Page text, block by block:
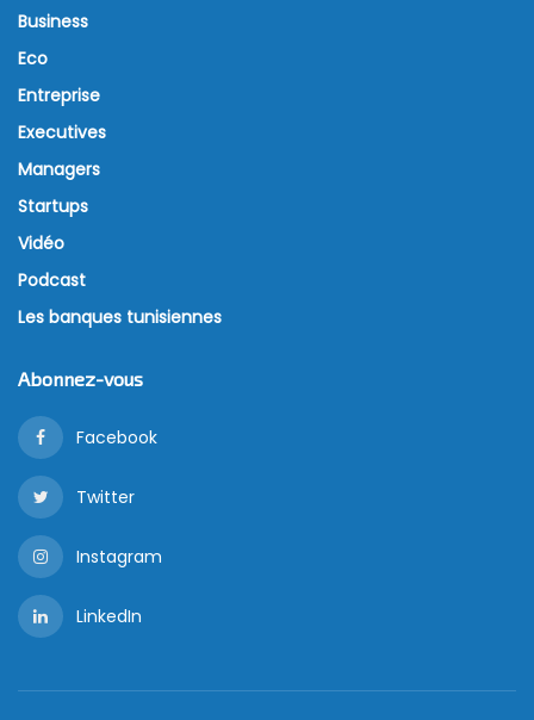
Business
Eco
Entreprise
Executives
Managers
Startups
Vidéo
Podcast
Les banques tunisiennes
Abonnez-vous
Facebook
Twitter
Instagram
LinkedIn